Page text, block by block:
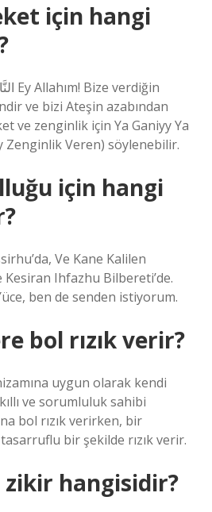
için hangi
ve bizi Ateşin azabından
ve zenginlik için Ya Ganiyy Ya
Zenginlik Veren) söylenebilir.
için hangi
Ve Kane Kalilen
Kesiran Ihfazhu Bilbereti’de.
ben de senden istiyorum.
bol rızık verir?
uygun olarak kendi
ve sorumluluk sahibi
bol rızık verirken, bir
bir şekilde rızık verir.
hangisidir?